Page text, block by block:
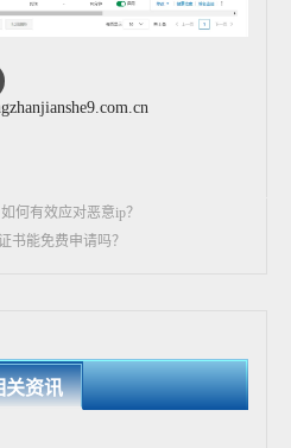
何有效应对恶意ip？
书能免费申请吗？
关资讯